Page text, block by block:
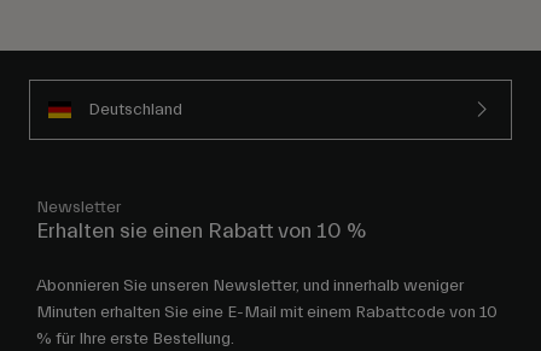
Deutschland
Newsletter
Erhalten sie einen Rabatt von 10 %
Abonnieren Sie unseren Newsletter, und innerhalb weniger
Minuten erhalten Sie eine E-Mail mit einem Rabattcode von 10
% für Ihre erste Bestellung.